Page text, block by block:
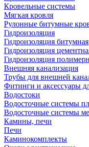
Кровельные системы
Мягкая кровля
Рулонные битумные
Гидроизоляция
Гидроизоляция битумная
Гидроизоляция
Гидроизоляция
Внешняя канализация
Трубы для внешней
Фитинги и аксессуары
Водостоки
Водосточные системы
Водосточные системы
Камины, печи
Печи
Каминокомплекты